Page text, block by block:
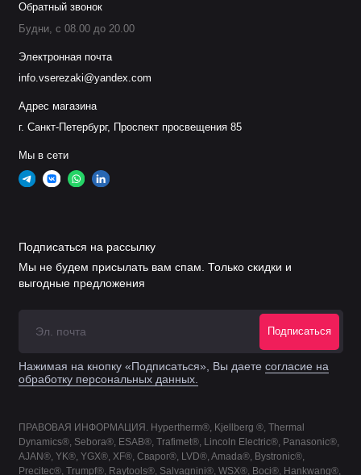
Обратный звонок
Будни, с 08.00 до 20.00
Электронная почта
info.vserezaki@yandex.com
Адрес магазина
г. Санкт-Петербург, Проспект просвещения 85
Мы в сети
Подписаться на рассылку
Мы не будем присылать вам спам. Только скидки и
выгодные предложения
Подписаться
Нажимая на кнопку «Подписаться», Вы даете согласие на
обработку персональных данных.
ПРАВОВАЯ ИНФОРМАЦИЯ. Hypertherm®, Kjellberg ®, Thermal
Dynamics®, Sebora®, ESAB®, Trafimet®, Lincoln Electric®, Panasonic®,
AJAN®, YK®, YGX®, XF®, Сварог®, LVD®, Amada®, Bystronic®,
Precitec®, Trumpf®, Raytools®, Salvagnini®, WSX®, Boci®, Hankwang®,